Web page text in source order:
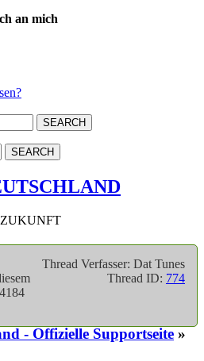
an mich
Thread Verfasser: Dat Tunes
Thread ID: 774
- Offizielle Supportseite »